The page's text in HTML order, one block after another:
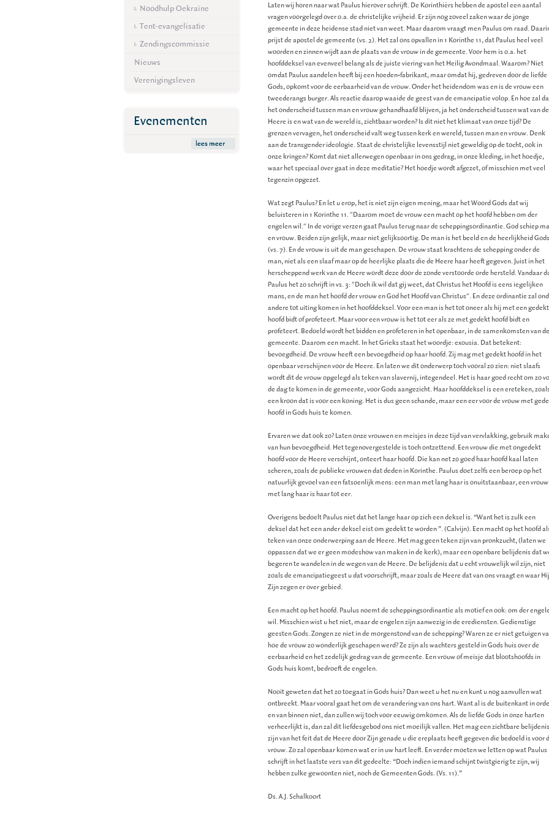
Laten wij horen naar wat Paulus hierover schrijft. De Korinthiërs hebben de apostel een aantal
vragen voorgelegd over o.a. de christelijke vrijheid. Er zijn nog zoveel zaken waar de jonge
gemeente in deze heidense stad niet van weet. Maar daarom vraagt men Paulus om raad.
prijst de apostel de gemeente (vs. 2). Het zal ons opvallen in 1 Korinthe 11, dat Paulus heel veel
woorden en zinnen wijdt aan de plaats van de vrouw in de gemeente. Voor hem is o.a. het
hoofddeksel van evenveel belang als de juiste viering van het Heilig Avondmaal. Waarom? Niet
omdat Paulus aandelen heeft bij een hoeden-fabrikant, maar omdat hij, gedreven door de liefde
Gods, opkomt voor de eerbaarheid van de vrouw. Onder het heidendom was en is de vrouw een
tweederangs burger. Als reactie daarop waaide de geest van de emancipatie volop. En hoe zal
het onderscheid tussen man en vrouw gehandhaafd blijven, ja het onderscheid tussen wat van de
Heere is en wat van de wereld is, zichtbaar worden? Is dit niet het klimaat van onze tijd? De
grenzen vervagen, het onderscheid valt weg tussen kerk en wereld, tussen man en vrouw. Denk
aan de transgender ideologie. Staat de christelijke levensstijl niet geweldig op de tocht, ook in
onze kringen? Komt dat niet allerwegen openbaar in ons gedrag, in onze kleding, in het hoedje,
waar het speciaal over gaat in deze meditatie? Het hoedje wordt afgezet, of misschien met veel
tegenzin opgezet.
Wat zegt Paulus? En let u erop, het is niet zijn eigen mening, maar het Woord Gods dat wij
beluisteren in 1 Korinthe 11. "Daarom moet de vrouw een macht op het hoofd hebben om der
engelen wil." In de vorige verzen gaat Paulus terug naar de scheppingsordinantie. God schiep
en vrouw. Beiden zijn gelijk, maar niet gelijksoortig. De man is het beeld en de heerlijkheid Gods
(vs. 7). En de vrouw is uit de man geschapen. De vrouw staat krachtens de schepping onder de
man, niet als een slaaf maar op de heerlijke plaats die de Heere haar heeft gegeven. Juist in het
herscheppend werk van de Heere wordt deze door de zonde verstoorde orde hersteld. Vandaar
Paulus het zo schrijft in vs. 3: "Doch ik wil dat gij weet, dat Christus het Hoofd is eens iegelijken
mans, en de man het hoofd der vrouw en God het Hoofd van Christus". En deze ordinantie zal
andere tot uiting komen in het hoofddeksel. Voor een man is het tot oneer als hij met een gedekt
hoofd bidt of profeteert. Maar voor een vrouw is het tot eer als ze met gedekt hoofd bidt en
profeteert. Bedoeld wordt het bidden en profeteren in het openbaar, in de samenkomsten van de
gemeente. Daarom een macht. In het Grieks staat het woordje: exousia. Dat betekent:
bevoegdheid. De vrouw heeft een bevoegdheid op haar hoofd. Zij mag met gedekt hoofd in het
openbaar verschijnen voor de Heere. En laten we dit onderwerp toch vooral zo zien: niet slaafs
wordt dit de vrouw opgelegd als teken van slavernij, integendeel. Het is haar goed recht om zo
de dag te komen in de gemeente, voor Gods aangezicht. Haar hoofddeksel is een ereteken,
een kroon dat is voor een koning. Het is dus geen schande, maar een eer voor de vrouw met
hoofd in Gods huis te komen.
Ervaren we dat ook zo? Laten onze vrouwen en meisjes in deze tijd van vervlakking, gebruik
van hun bevoegdheid. Het tegenovergestelde is toch ontzettend. Een vrouw die met ongedekt
hoofd voor de Heere verschijnt, onteert haar hoofd. Die kan net zo goed haar hoofd kaal laten
scheren, zoals de publieke vrouwen dat deden in Korinthe. Paulus doet zelfs een beroep op het
natuurlijk gevoel van een fatsoenlijk mens: een man met lang haar is onuitstaanbaar, een vrouw
met lang haar is haar tot eer.
Overigens bedoelt Paulus niet dat het lange haar op zich een deksel is. “Want het is zulk een
deksel dat het een ander deksel eist om gedekt te worden ”. (Calvijn). Een macht op het hoofd
teken van onze onderwerping aan de Heere. Het mag geen teken zijn van pronkzucht, (laten we
oppassen dat we er geen modeshow van maken in de kerk), maar een openbare belijdenis dat
begeren te wandelen in de wegen van de Heere. De belijdenis dat u echt vrouwelijk wil zijn, niet
zoals de emancipatiegeest u dat voorschrijft, maar zoals de Heere dat van ons vraagt en waar Hij
Zijn zegen er over gebied.
Een macht op het hoofd. Paulus noemt de scheppingsordinantie als motief en ook: om der
wil. Misschien wist u het niet, maar de engelen zijn aanwezig in de erediensten. Gedienstige
geesten Gods. Zongen ze niet in de morgenstond van de schepping? Waren ze er niet getuigen
hoe de vrouw zo wonderlijk geschapen werd? Ze zijn als wachters gesteld in Gods huis over de
eerbaarheid en het zedelijk gedrag van de gemeente. Een vrouw of meisje dat blootshoofds in
Gods huis komt, bedroeft de engelen.
Nooit geweten dat het zo toegaat in Gods huis? Dan weet u het nu en kunt u nog aanvullen wat
ontbreekt. Maar vooral gaat het om de verandering van ons hart. Want al is de buitenkant in orde
en van binnen niet, dan zullen wij toch voor eeuwig omkomen. Als de liefde Gods in onze harten
verheerlijkt is, dan zal dit liefdesgebod ons niet moeilijk vallen. Het mag een zichtbare belijdenis
zijn van het feit dat de Heere door Zijn genade u die ereplaats heeft gegeven die bedoeld is voor
vrouw. Zo zal openbaar komen wat er in uw hart leeft. En verder moeten we letten op wat Paulus
schrijft in het laatste vers van dit gedeelte: “Doch indien iemand schijnt twistgierig te zijn, wij
hebben zulke gewoonten niet, noch de Gemeenten Gods. (Vs. 11).”
Ds. A.J. Schalkoort
Noodhulp Oekraïne
Tent-evangelisatie
Zendingscommissie
Nieuws
Verenigingsleven
Evenementen
lees meer